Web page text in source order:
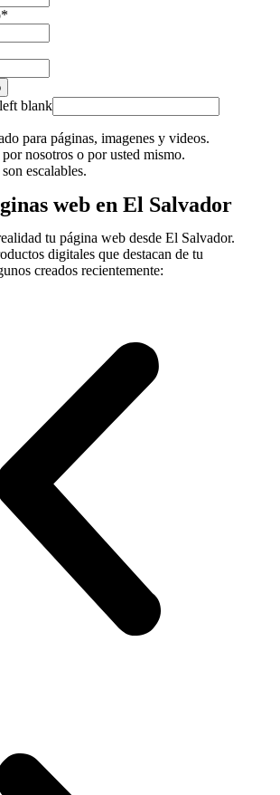
*
blank
para páginas, imagenes y videos.
nosotros o por usted mismo.
escalables.
web en El Salvador
tu página web desde El Salvador.
digitales que destacan de tu
creados recientemente: